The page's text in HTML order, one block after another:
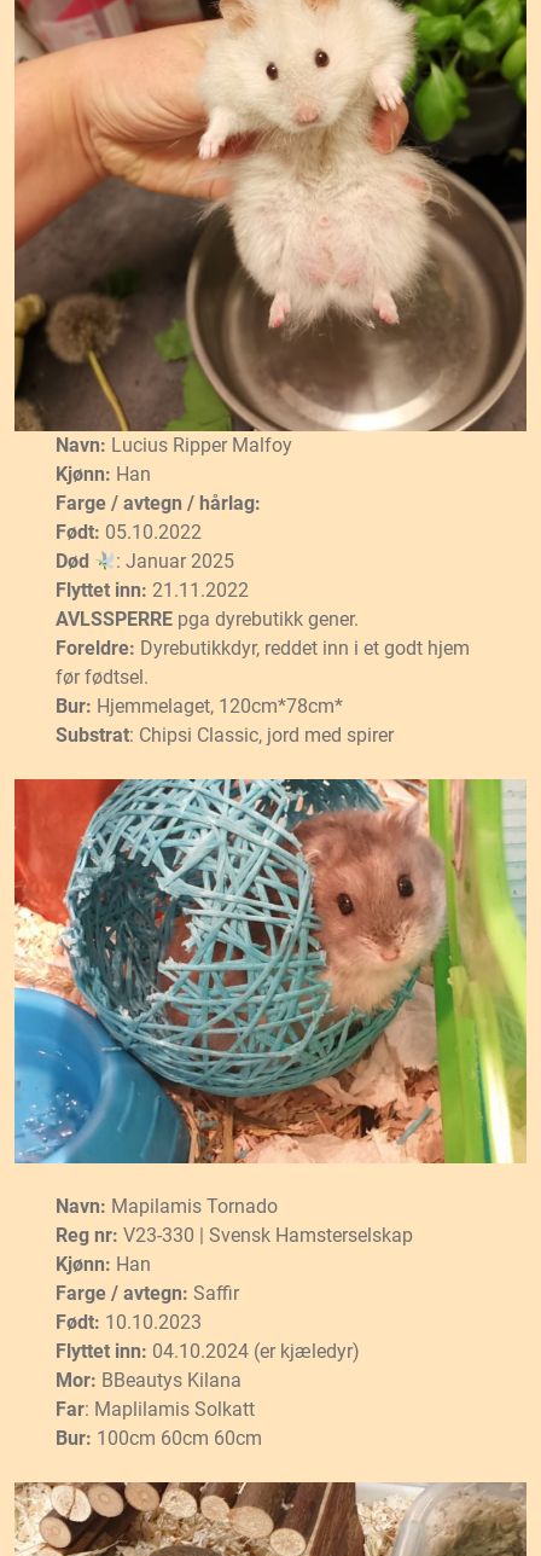
Navn: Lucius Ripper Malfoy
Kjønn: Han
Farge / avtegn / hårlag:
Født: 05.10.2022
Død
: Januar 2025
Flyttet inn: 21.11.2022
AVLSSPERREpga dyrebutikk gener.
Foreldre: Dyrebutikkdyr, reddet inn i et godt hjem
før fødtsel.
Bur: Hjemmelaget, 120cm*78cm*
Substrat: Chipsi Classic, jord med spirer
Navn: Mapilamis Tornado
Reg nr: V23-330 | Svensk Hamsterselskap
Kjønn: Han
Farge / avtegn: Saffir
Født: 10.10.2023
Flyttet inn: 04.10.2024 (er kjæledyr)
Mor: BBeautys Kilana
Far: Maplilamis Solkatt
Bur: 100cm 60cm 60cm